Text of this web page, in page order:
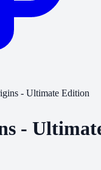
- Ultimate Edition
-